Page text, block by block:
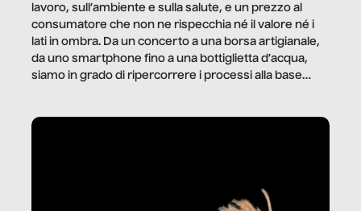
lavoro, sull’ambiente e sulla salute, e un prezzo al
consumatore che non ne rispecchia né il valore né i
lati in ombra. Da un concerto a una borsa artigianale,
da uno smartphone fino a una bottiglietta d’acqua,
siamo in grado di ripercorrere i processi alla base
dietro gli oggetti e i servizi che fanno la nostra vita